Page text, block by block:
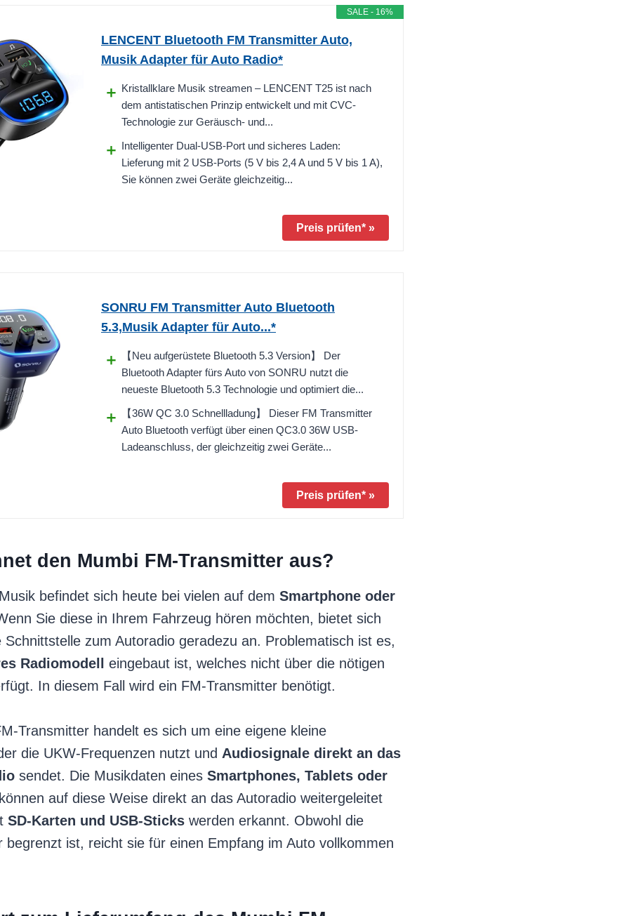
SALE - 16%
LENCENT Bluetooth FM Transmitter Auto,
Musik Adapter für Auto Radio*
Kristallklare Musik streamen – LENCENT T25 ist nach
dem antistatischen Prinzip entwickelt und mit CVC-
Technologie zur Geräusch- und...
Intelligenter Dual-USB-Port und sicheres Laden:
Lieferung mit 2 USB-Ports (5 V bis 2,4 A und 5 V bis 1 A),
Sie können zwei Geräte gleichzeitig...
Preis prüfen* »
SONRU FM Transmitter Auto Bluetooth
5.3,Musik Adapter für Auto...*
【Neu aufgerüstete Bluetooth 5.3 Version】 Der
Bluetooth Adapter fürs Auto von SONRU nutzt die
neueste Bluetooth 5.3 Technologie und optimiert die...
【36W QC 3.0 Schnellladung】 Dieser FM Transmitter
Auto Bluetooth verfügt über einen QC3.0 36W USB-
Ladeanschluss, der gleichzeitig zwei Geräte...
Preis prüfen* »
den Mumbi FM-Transmitter aus?
befindet sich heute bei vielen auf dem Smartphone oder
Sie diese in Ihrem Fahrzeug hören möchten, bietet sich
Schnittstelle zum Autoradio geradezu an. Problematisch ist es,
Radiomodell eingebaut ist, welches nicht über die nötigen
In diesem Fall wird ein FM-Transmitter benötigt.
Transmitter handelt es sich um eine eigene kleine
die UKW-Frequenzen nutzt und Audiosignale direkt an das
sendet. Die Musikdaten eines Smartphones, Tablets oder
auf diese Weise direkt an das Autoradio weitergeleitet
SD-Karten und USB-Sticks werden erkannt. Obwohl die
begrenzt ist, reicht sie für einen Empfang im Auto vollkommen